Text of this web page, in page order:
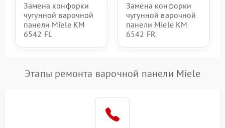
Замена конфорки
чугунной варочной
панели Miele KM
6542 FL
Замена конфорки
чугунной варочной
панели Miele KM
6542 FR
Этапы ремонта варочной панели Miele